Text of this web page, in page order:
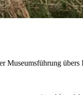
Museumsführung übers